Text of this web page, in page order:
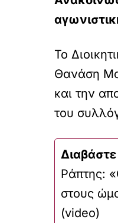
Το
Θανάση
και την
του
Ράπτης:
στους
(video)